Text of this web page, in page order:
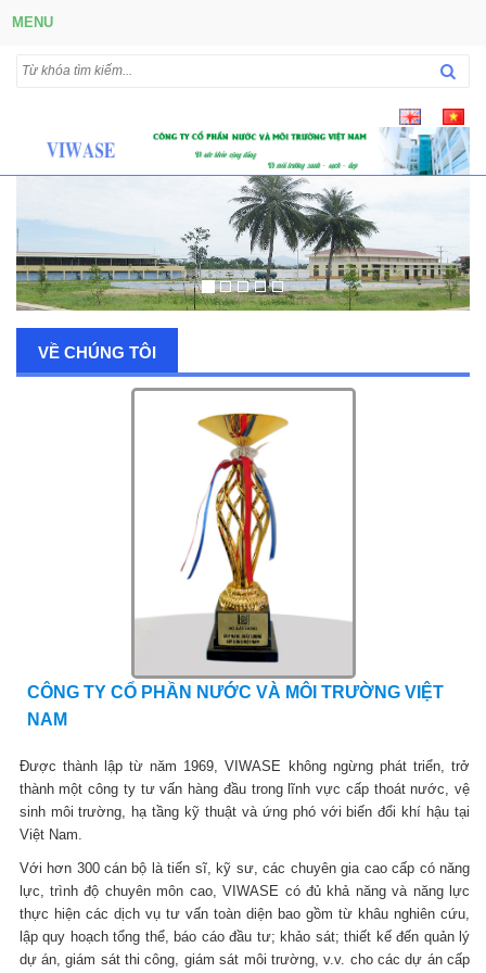
MENU
VỀ CHÚNG TÔI
CÔNG TY CỔ PHẦN NƯỚC VÀ MÔI TRƯỜNG VIỆT
NAM
Được thành lập từ năm 1969, VIWASE không ngừng phát triển, trở
thành một công ty tư vấn hàng đầu trong lĩnh vực cấp thoát nước, vệ
sinh môi trường, hạ tầng kỹ thuật và ứng phó với biến đổi khí hậu tại
Việt Nam.
Với hơn 300 cán bộ là tiến sĩ, kỹ sư, các chuyên gia cao cấp có năng
lực, trình độ chuyên môn cao, VIWASE có đủ khả năng và năng lực
thực hiện các dịch vụ tư vấn toàn diện bao gồm từ khâu nghiên cứu,
lập quy hoạch tổng thể, báo cáo đầu tư; khảo sát; thiết kế đến quản lý
dự án, giám sát thi công, giám sát môi trường, v.v. cho các dự án cấp